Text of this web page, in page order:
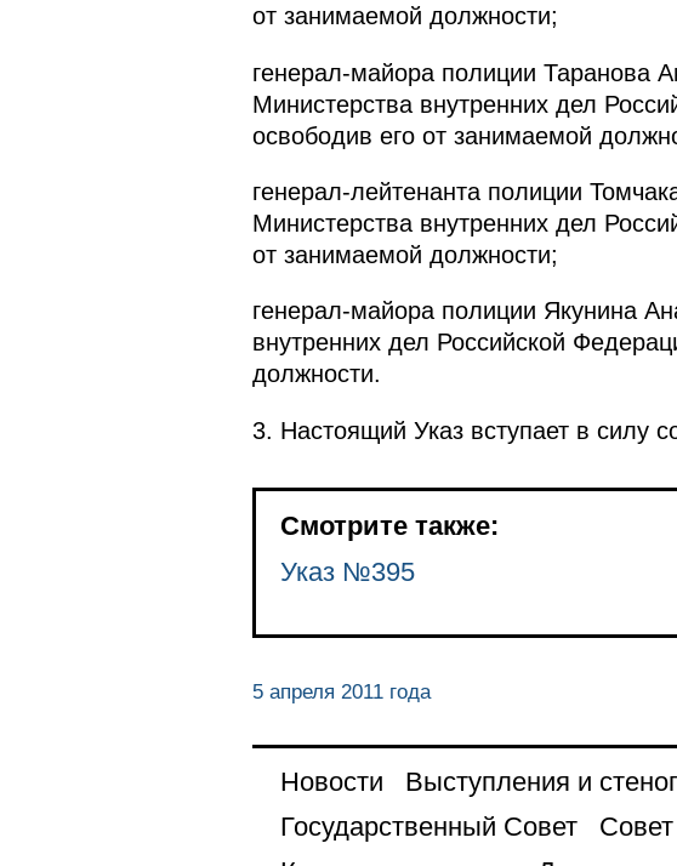
от занимаемой должности;
генерал-майора полиции Таранова
Министерства внутренних дел
освободив его от занимаемой
генерал-лейтенанта полиции
Министерства внутренних дел
от занимаемой должности;
генерал-майора полиции Якунина
внутренних дел Российской
должности.
3. Настоящий Указ вступает в силу
Смотрите также:
Указ №395
5 апреля 2011 года
Новости Выступления и
Государственный Совет